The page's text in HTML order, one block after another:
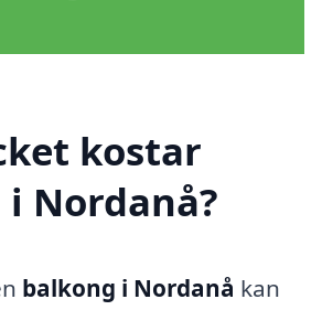
kostar
Nordanå?
balkong i Nordanå kan